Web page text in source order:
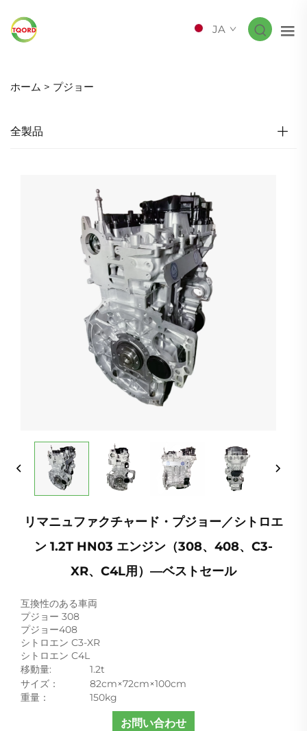
JA
ホーム > プジョー
全製品
リマニュファクチャード・プジョー／シトロエ
ン 1.2T HN03 エンジン（308、408、C3-
XR、C4L用）―ベストセール
互換性のある車両
プジョー 308
プジョー408
シトロエン C3-XR
シトロエン C4L
移動量:
1.2t
サイズ：
82cm×72cm×100cm
重量：
150kg
お問い合わせ